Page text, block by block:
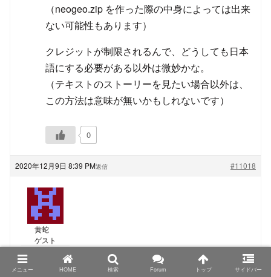
（neogeo.zip を作った際の中身によっては出来
ない可能性もあります）
クレジットが制限されるんで、どうしても日本
語にする必要がある以外は微妙かな。
（テキストのストーリーを見たい場合以外は、
この方法は意味が無いかもしれないです）
0
2020年12月9日 8:39 PM #11018
返信
黄蛇
ゲスト
TRIMUI Model S、PowKiddyさん名義の物もシタンさ
メニュー HOME 検索 Forum トップ サイドバー